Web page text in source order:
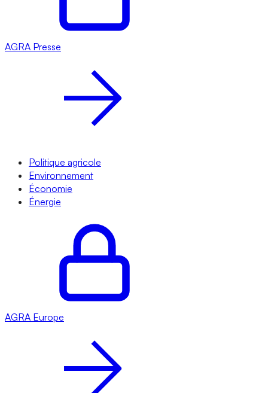
AGRA Presse
Politique agricole
Environnement
Économie
Énergie
AGRA Europe